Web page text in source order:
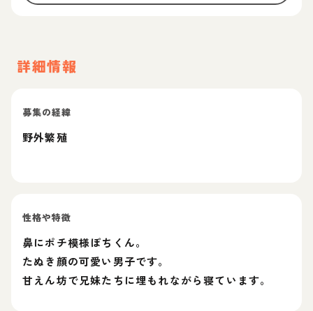
詳細情報
募集の経緯
野外繁殖
性格や特徴
鼻にポチ模様ぽちくん。
たぬき顔の可愛い男子です。
甘えん坊で兄妹たちに埋もれながら寝ています。